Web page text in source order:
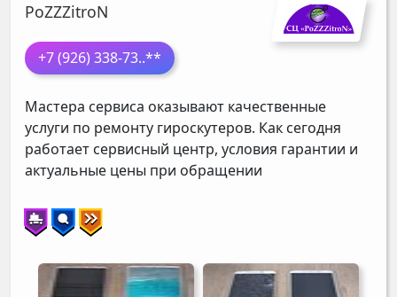
PoZZZitroN
+7 (926) 338-73..**
Мастера сервиса оказывают качественные
услуги по ремонту гироскутеров. Как сегодня
работает сервисный центр, условия гарантии и
актуальные цены при обращении